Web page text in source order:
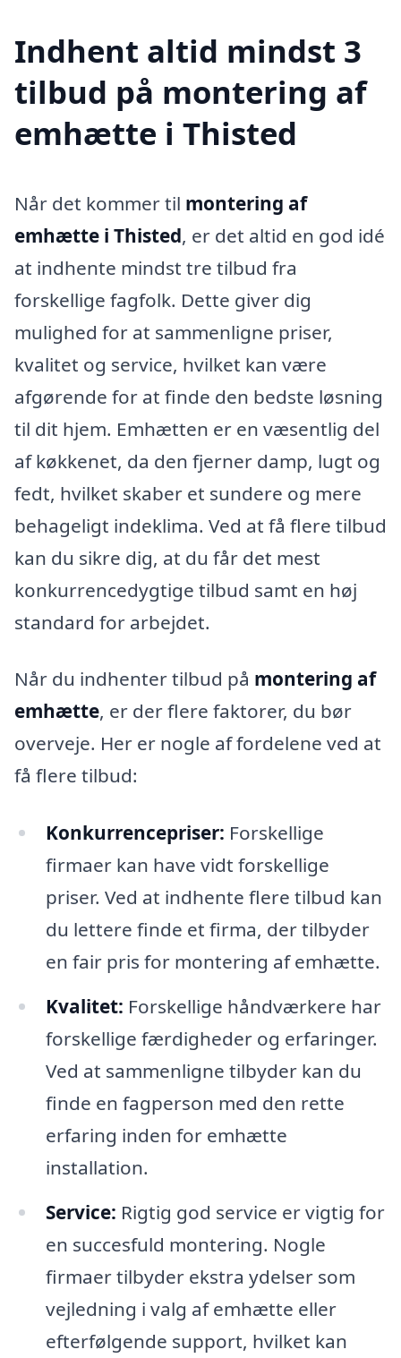
Indhent altid mindst 3
tilbud på montering af
emhætte i Thisted
Når det kommer til montering af
emhætte i Thisted, er det altid en god idé
at indhente mindst tre tilbud fra
forskellige fagfolk. Dette giver dig
mulighed for at sammenligne priser,
kvalitet og service, hvilket kan være
afgørende for at finde den bedste løsning
til dit hjem. Emhætten er en væsentlig del
af køkkenet, da den fjerner damp, lugt og
fedt, hvilket skaber et sundere og mere
behageligt indeklima. Ved at få flere tilbud
kan du sikre dig, at du får det mest
konkurrencedygtige tilbud samt en høj
standard for arbejdet.
Når du indhenter tilbud på montering af
emhætte, er der flere faktorer, du bør
overveje. Her er nogle af fordelene ved at
få flere tilbud:
Konkurrencepriser: Forskellige
firmaer kan have vidt forskellige
priser. Ved at indhente flere tilbud kan
du lettere finde et firma, der tilbyder
en fair pris for montering af emhætte.
Kvalitet: Forskellige håndværkere har
forskellige færdigheder og erfaringer.
Ved at sammenligne tilbyder kan du
finde en fagperson med den rette
erfaring inden for emhætte
installation.
Service: Rigtig god service er vigtig for
en succesfuld montering. Nogle
firmaer tilbyder ekstra ydelser som
vejledning i valg af emhætte eller
efterfølgende support, hvilket kan